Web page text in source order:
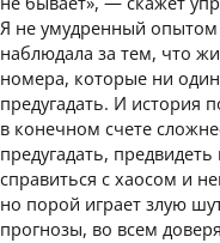
Я не умудренный опытом
наблюдала за тем, что
номера, которые ни
предугадать. И история
в конечном счете
предугадать,
справиться с хаосом и
но порой играет злую
прогнозы, во всем